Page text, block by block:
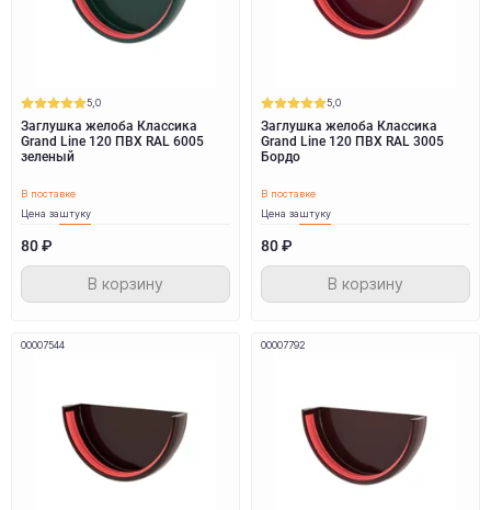
5,0
Заглушка желоба Классика
Grand Line 120 ПВХ RAL 6005
зеленый
В поставке
Цена заштуку
80 ₽
В корзину
5,0
Заглушка желоба Классика
Grand Line 120 ПВХ RAL 3005
Бордо
В поставке
Цена заштуку
80 ₽
В корзину
00007544 00007792